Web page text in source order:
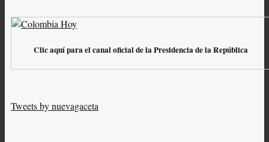
Clic aquí para el canal oficial de la Presidencia de la República
Tweets by nuevagaceta